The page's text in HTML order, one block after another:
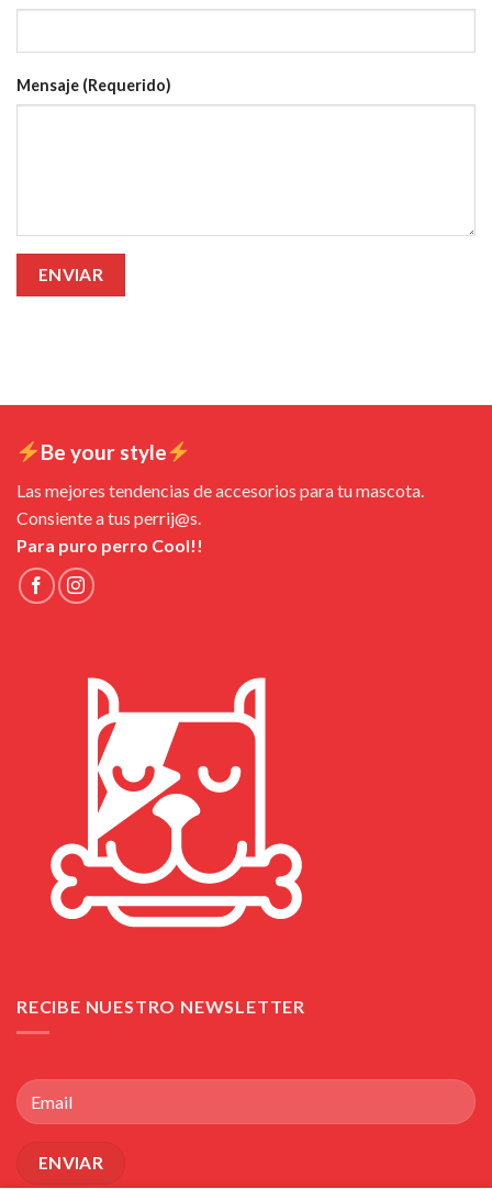
Mensaje (Requerido)
Be your style
Las mejores tendencias de accesorios para tu mascota.
Consiente a tus perrij@s.
Para puro perro Cool!!
RECIBE NUESTRO NEWSLETTER